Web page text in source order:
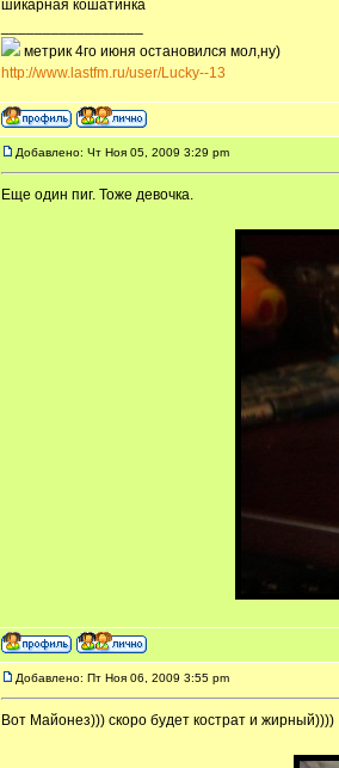
шикарная кошатинка
метрик 4го июня остановился мол,ну)
http://www.lastfm.ru/user/Lucky--13
Добавлено: Чт Ноя 05, 2009 3:29 pm
Еще один пиг. Тоже девочка.
Добавлено: Пт Ноя 06, 2009 3:55 pm
Вот Майонез))) скоро будет кострат и жирный))))